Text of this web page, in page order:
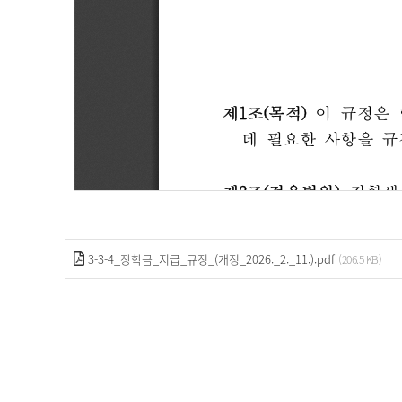
3-3-4_장학금_지급_규정_(개정_2026._2._11.).pdf (206.5 KB)